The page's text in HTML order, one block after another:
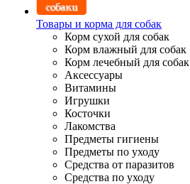
Товары и корма для собак
Корм сухой для собак
Корм влажный для собак
Корм лечебный для собак
Аксессуары
Витамины
Игрушки
Косточки
Лакомства
Предметы гигиены
Предметы по уходу
Средства от паразитов
Средства по уходу